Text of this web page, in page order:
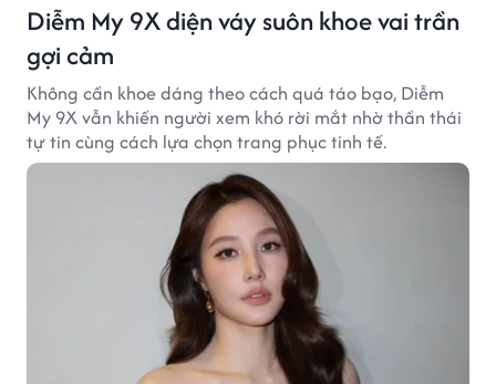
Diễm My 9X diện váy suôn khoe vai trần
gợi cảm
Không cần khoe dáng theo cách quá táo bạo, Diễm
My 9X vẫn khiến người xem khó rời mắt nhờ thần thái
tự tin cùng cách lựa chọn trang phục tinh tế.